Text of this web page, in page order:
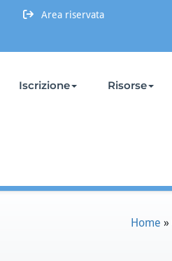
Area riservata
Iscrizione Risorse
Home »